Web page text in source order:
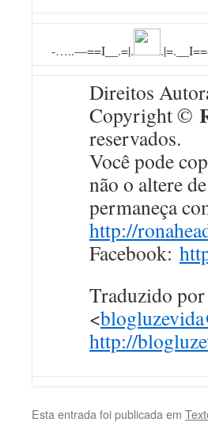
-…..—==I__.=|.
Direitos
Copyright ©
reservados.
Você pode
não o altere
permaneça
http://
Facebook:
Traduzido
<
http://
Esta entrada foi publicada em